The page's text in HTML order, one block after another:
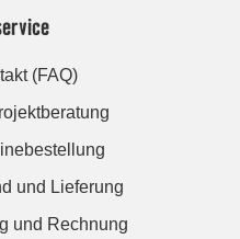
(FAQ)
und Lieferung
und Rechnung